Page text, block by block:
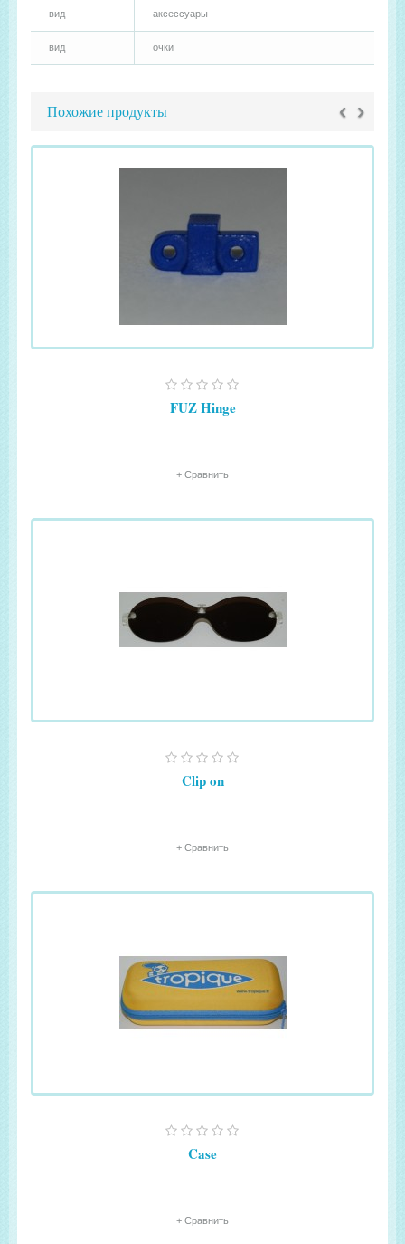
вид аксессуары
вид очки
Похожие продукты ‹ ›
FUZ Hinge
+ Сравнить
Clip on
+ Сравнить
Case
+ Сравнить